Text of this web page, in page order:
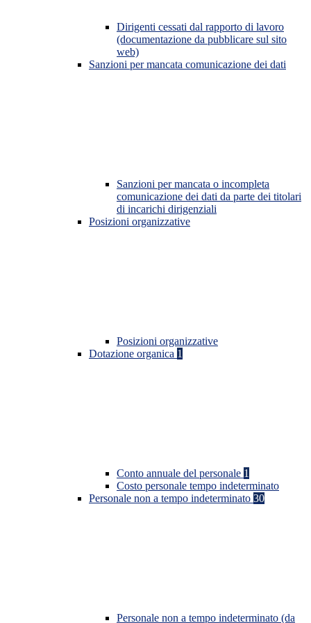
Dirigenti cessati dal rapporto di lavoro
(documentazione da pubblicare sul sito
web)
Sanzioni per mancata comunicazione dei dati
Sanzioni per mancata o incompleta
comunicazione dei dati da parte dei titolari
di incarichi dirigenziali
Posizioni organizzative
Posizioni organizzative
Dotazione organica 1
Conto annuale del personale 1
Costo personale tempo indeterminato
Personale non a tempo indeterminato 30
Personale non a tempo indeterminato (da